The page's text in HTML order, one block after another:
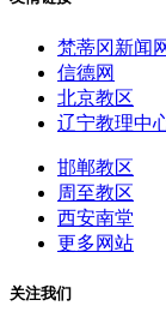
梵蒂冈新闻
信德网
北京教区
辽宁教理中
邯郸教区
周至教区
西安南堂
更多网站
关注我们